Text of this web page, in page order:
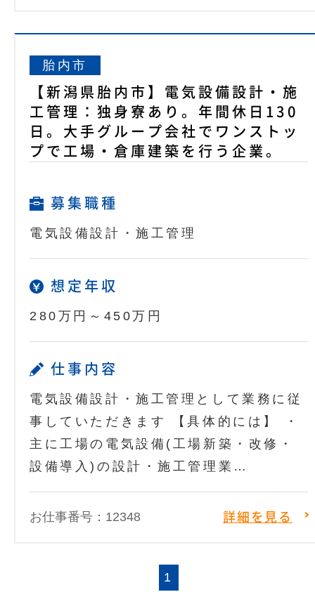
胎内市
【新潟県胎内市】電気設備設計・施
工管理：独身寮あり。年間休日130
日。大手グループ会社でワンストッ
プで工場・倉庫建築を行う企業。
募集職種
電気設備設計・施工管理
想定年収
280万円～450万円
仕事内容
電気設備設計・施工管理として業務に従
事していただきます 【具体的には】 ・
主に工場の電気設備(工場新築・改修・
設備導入)の設計・施工管理業…
お仕事番号：12348 詳細を見る
1